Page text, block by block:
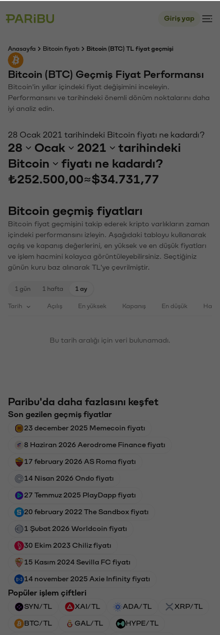
Giriş yap
Anasayfa Bitcoin fiyatı Bitcoin (BTC) TL fiyat geçmişi
Bitcoin (BTC) Geçmiş Fiyat Performansı
Bitcoin'in yıllar içindeki fiyat değişimini inceleyin.
Performansını ve tarihindeki önemli dönüm noktalarını daha
iyi analiz edin.
28 Ocak 2021 tarihindeki Bitcoin fiyatı ne kadardı?
28 Ocak 2021
tarihindeki
Bitcoin
fiyatı ne kadardı?
₺252.500,00≈$34.731,77
Bitcoin geçmiş fiyatları
Bitcoin fiyat geçmişini takip ederek kripto varlıkların zaman
içindeki performansını izleyin. Aşağıdaki tabloyu kullanarak
açılış ve kapanış değerlerini, en yüksek ve en düşük fiyatları
ve işlem hacmini kolayca görüntüleyebilirsiniz. Seçtiğiniz
günün kuru baz alınarak TL'ye çevrilmiştir.
1 gün 1 hafta 1 ay
Tarih Açılış En yüksek Kapanış En düşük
Bu tarih aralığı için veri bulunamadı.
Paribu'da daha fazlasını keşfet
Son gezilen geçmiş fiyatlar
23 december 2025 Memecoin fiyatı
8 Haziran 2026 Aerodrome Finance fiyatı
17 february 2026 AS Roma fiyatı
14 Nisan 2026 Ondo fiyatı
27 Temmuz 2025 PlayDapp fiyatı
20 february 2022 The Sandbox fiyatı
1 Şubat 2026 Worldcoin fiyatı
30 Ekim 2023 Chiliz fiyatı
15 Kasım 2024 Sevilla FC fiyatı
14 november 2025 Axie Infinity fiyatı
Popüler işlem çiftleri
SYN/TL XAI/TL ADA/TL XRP/TL
BTC/TL GAL/TL HYPE/TL